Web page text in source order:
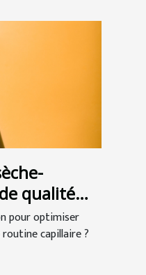
qualité
pour optimiser
capillaire ?